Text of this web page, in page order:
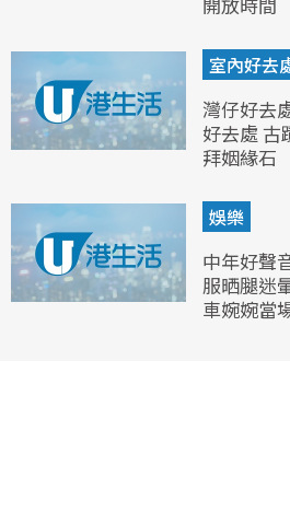
室內好去
灣仔好去
好去處
拜姻緣石
娛樂
中年好聲
服晒腿迷
車婉婉當